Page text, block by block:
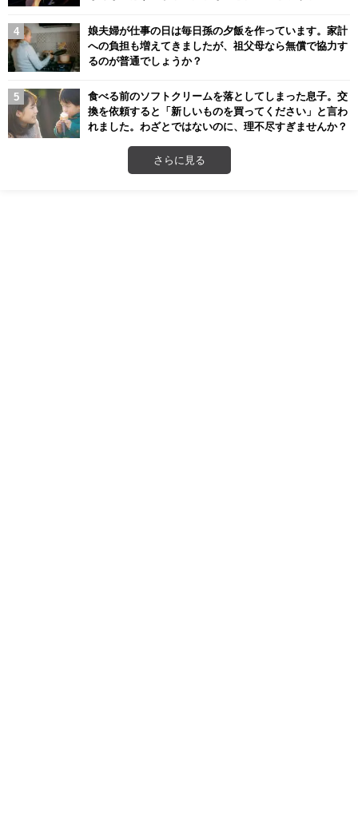
娘夫婦が仕事の日は毎日孫の夕飯を作っています。家計
への負担も増えてきましたが、祖父母なら無償で協力す
るのが普通でしょうか？
食べる前のソフトクリームを落としてしまった息子。交
換を依頼すると「新しいものを買ってください」と言わ
れました。わざとではないのに、理不尽すぎませんか？
さらに見る